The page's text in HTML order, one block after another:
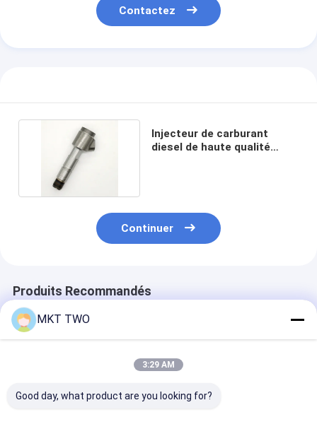
Contactez
Injecteur de carburant
diesel de haute qualité
Continuer
Produits Recommandés
MKT TWO
3:29 AM
Good day, what product are you looking for?